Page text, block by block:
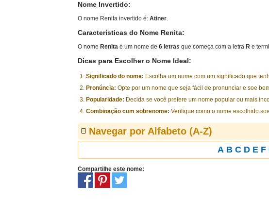
Nome Invertido:
O nome Renita invertido é: Atiner.
Características do Nome Renita:
O nome Renita é um nome de 6 letras que começa com a letra R e
Dicas para Escolher o Nome Ideal:
Significado do nome: Escolha um nome com um significado que
Pronúncia: Opte por um nome que seja fácil de pronunciar e soe
Popularidade: Decida se você prefere um nome popular ou mais
Combinação com sobrenome: Verifique como o nome escolhido
Navegar por Alfabeto (A-Z)
A B C D E F
Compartilhe este nome: